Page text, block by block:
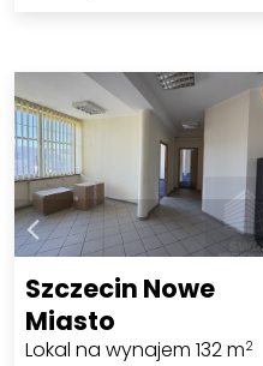
Szczecin Nowe
Miasto
Lokal na wynajem 132 m2